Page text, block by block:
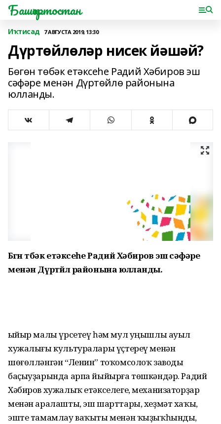
Башҡортостан
Иҡтисад 7 АВГУСТА 2019, 13:30
Дүртөйлөләр нисек йәшәй?
Бөгөн төбәк етәксеһе Радий Хәбиров эш
сәфәре менән Дүртөйлө районына
юлланды.
Бөгөн төбәк етәксеһе Радий Хәбиров эш сәфәре
менән Дүртөйлө районына юлланды.
Һыйыр малы үрсетеү һәм мул уңышлы ауыл
хужалығы культуралары үҫтереү менән
шөғөлләнгән “Ленин” тоҡомсолоҡ заводы
баҫыуҙарында арпа йыйырға төшкәндәр. Радий
Хәбиров хужалыҡ етәкселеге, механизаторҙар
менән аралашты, эш шарттары, хеҙмәт хаҡы,
эште тамамлау ваҡыты менән ҡыҙыҡһынды,